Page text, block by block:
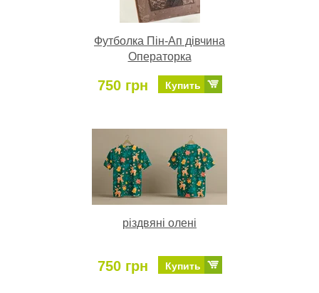
Футболка Пін-Ап дівчина
Операторка
750 грн Купить
різдвяні олені
750 грн Купить